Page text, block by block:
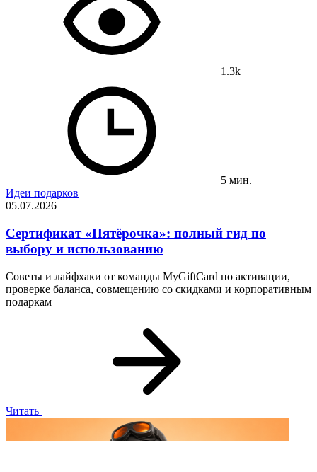
1.3k
5 мин.
Идеи подарков
05.07.2026
Сертификат «Пятёрочка»: полный гид по
выбору и использованию
Советы и лайфхаки от команды MyGiftCard по активации,
проверке баланса, совмещению со скидками и корпоративным
подаркам
Читать